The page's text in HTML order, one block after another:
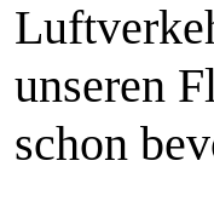
unseren
schon